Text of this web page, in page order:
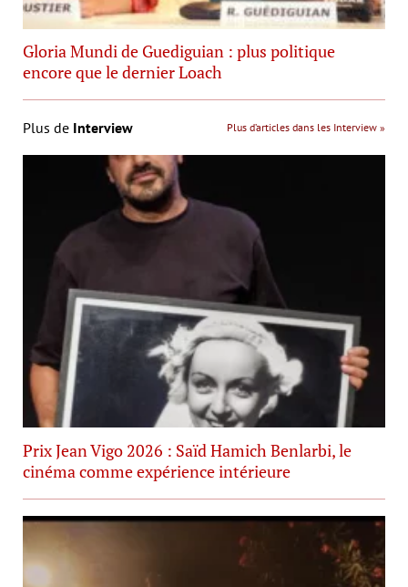
Gloria Mundi de Guediguian : plus politique
encore que le dernier Loach
Plus de Interview Plus d’articles dans les Interview »
Prix Jean Vigo 2026 : Saïd Hamich Benlarbi, le
cinéma comme expérience intérieure